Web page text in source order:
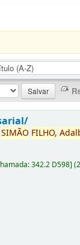
SIMÃO FILHO,
342.2 D598]